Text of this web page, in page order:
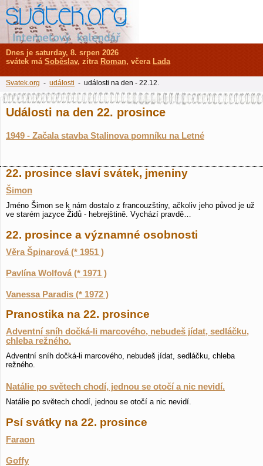
Události na den 22. prosince
1949 - Začala stavba Stalinova pomníku na Letné
22. prosince slaví svátek, jmeniny
Šimon
Jméno Šimon se k nám dostalo z francouzštiny, ačkoliv jeho původ je už
ve starém jazyce Židů - hebrejštině. Vychází pravdě…
22. prosince a významné osobnosti
Věra Špinarová (* 1951 )
Pavlína Wolfová (* 1971 )
Vanessa Paradis (* 1972 )
Pranostika na 22. prosince
Adventní sníh dočká-li marcového, nebudeš jídat, sedláčku,
chleba režného.
Adventní sníh dočká-li marcového, nebudeš jídat, sedláčku, chleba
režného.
Natálie po světech chodí, jednou se otočí a nic nevidí.
Natálie po světech chodí, jednou se otočí a nic nevidí.
Psí svátky na 22. prosince
Faraon
Goffy
Dnes je saturday, 8. srpen 2026
svátek má Soběslav, zítra Roman, včera Lada
Svatek.org - události - události na den - 22.12.